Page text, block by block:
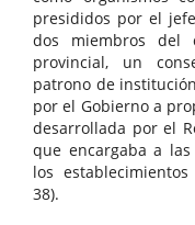
presididos por el
dos miembros del
provincial, un
patrono de
por el Gobierno a
desarrollada por el
que encargaba a
los
38).